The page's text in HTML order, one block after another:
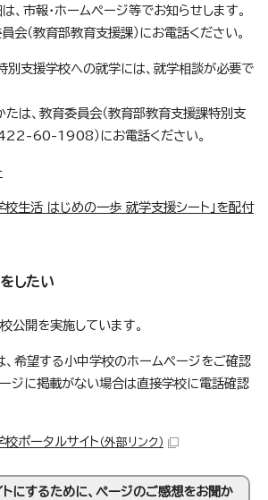
、市報・ホームページ等でお知らせします。
会（教育部教育支援課）にお電話ください。
別支援学校への就学には、就学相談が必要で
は、教育委員会（教育部教育支援課特別支
60-1908）にお電話ください。
学校生活 はじめの一歩 就学支援シート」を配付
したい
公開を実施しています。
、希望する小中学校のホームページをご確認
ジに掲載がない場合は直接学校に電話確認
ポータルサイト （外部リンク）
トにするために、ページのご感想をお聞か